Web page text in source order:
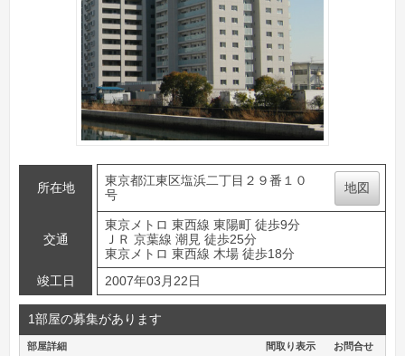
所在地
東京都江東区塩浜二丁目２９番１０
号
地図
交通
東京メトロ 東西線 東陽町 徒歩9分
ＪＲ 京葉線 潮見 徒歩25分
東京メトロ 東西線 木場 徒歩18分
竣工日
2007年03月22日
1部屋の募集があります
部屋詳細 間取り表示 お問合せ